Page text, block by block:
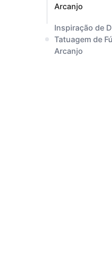
Arcanjo
Inspiração de
Tatuagem de
Arcanjo